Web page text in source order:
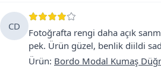
CD
Fotoğrafta rengi daha açık
pek. Ürün güzel, benlik diildi
Ürün: Bordo Modal Kumaş